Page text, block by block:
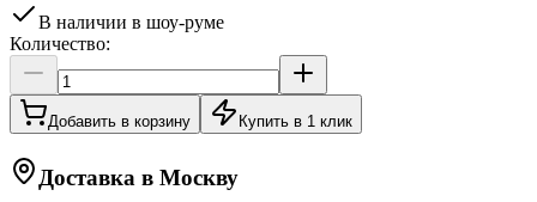
В наличии в шоу-руме
Количество:
Добавить в корзину Купить в 1 клик
Доставка в Москву